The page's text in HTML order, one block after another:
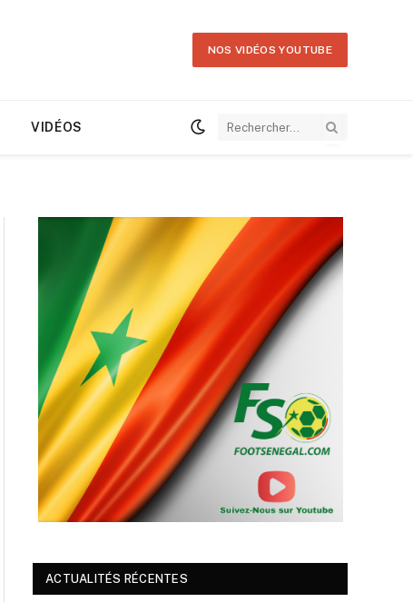
NOS VIDÉOS YOUTUBE
VIDÉOS
ACTUALITÉS RÉCENTES